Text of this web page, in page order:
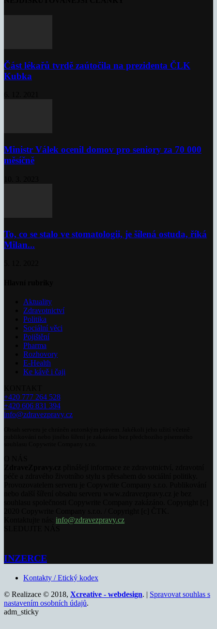
Část lékařů tvrdě zaútočila na prezidenta ČLK
Kubka
Ministr Válek ocenil domov pro seniory za 70 000
měsíčně
To, co se stalo ve stomatologii, je šílená ostuda, říká
Milan...
Aktuality
Zdravotnictví
Politika
Sociální věci
Pojištění
Pharma
Rozhovory
E-Health
Ke kávě i čaji
+420 777 264 528
+420 606 831 394
info@zdravezpravy.cz
info@zdravezpravy.cz
INZERCE
Kontakty / Etický kodex
© Realizace © 2018, Xcreative - webdesign. | Spravovat souhlas s
nastavením osobních údajů.
adm_sticky